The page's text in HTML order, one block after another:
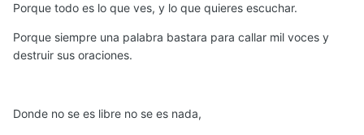
Porque todo es lo que ves, y lo que quieres escuchar.
Porque siempre una palabra bastara para callar mil voces y
destruir sus oraciones.
Donde no se es libre no se es nada,